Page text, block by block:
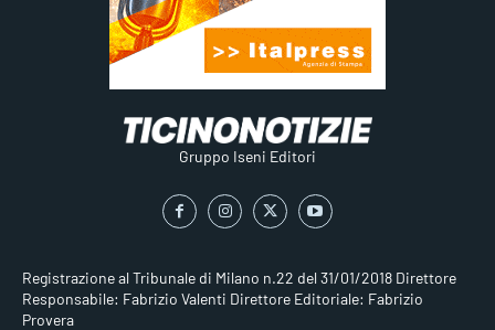
Gruppo Iseni Editori
Registrazione al Tribunale di Milano n.22 del 31/01/2018 Direttore
Responsabile: Fabrizio Valenti Direttore Editoriale: Fabrizio
Provera